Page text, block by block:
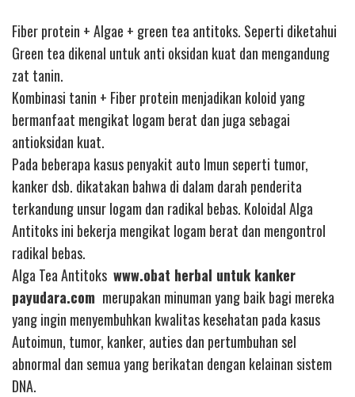
Fiber protein + Algae + green tea antitoks. Seperti diketahui
Green tea dikenal untuk anti oksidan kuat dan mengandung
zat tanin.
Kombinasi tanin + Fiber protein menjadikan koloid yang
bermanfaat mengikat logam berat dan juga sebagai
antioksidan kuat.
Pada beberapa kasus penyakit auto Imun seperti tumor,
kanker dsb. dikatakan bahwa di dalam darah penderita
terkandung unsur logam dan radikal bebas. Koloidal Alga
Antitoks ini bekerja mengikat logam berat dan mengontrol
radikal bebas.
Alga Tea Antitoks www.obat herbal untuk kanker
payudara.com merupakan minuman yang baik bagi mereka
yang ingin menyembuhkan kwalitas kesehatan pada kasus
Autoimun, tumor, kanker, auties dan pertumbuhan sel
abnormal dan semua yang berikatan dengan kelainan sistem
DNA.